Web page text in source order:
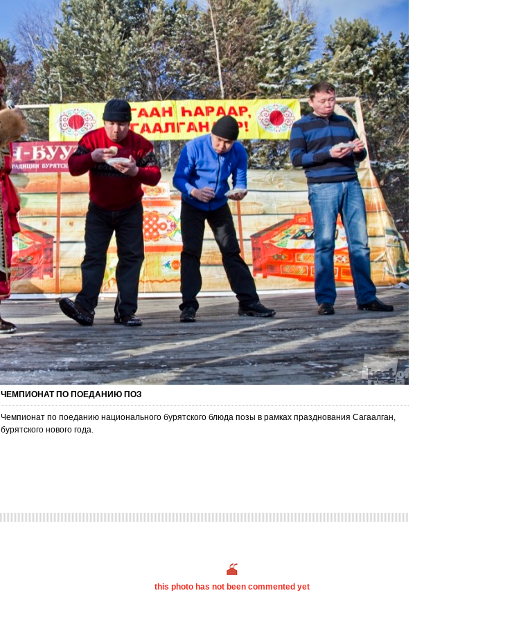
ЧЕМПИОНАТ ПО ПОЕДАНИЮ ПОЗ
Чемпионат по поеданию национального бурятского блюда позы в рамках празднования Сагаалган,
бурятского нового года.
this photo has not been commented yet